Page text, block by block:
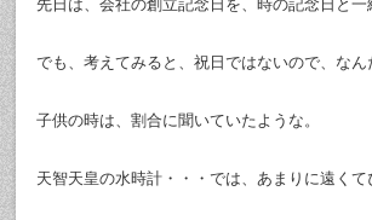
先日は、会社の創立記念日を、時の記念日と一
でも、考えてみると、祝日ではないので、なん
子供の時は、割合に聞いていたような。
天智天皇の水時計・・・では、あまりに遠くて